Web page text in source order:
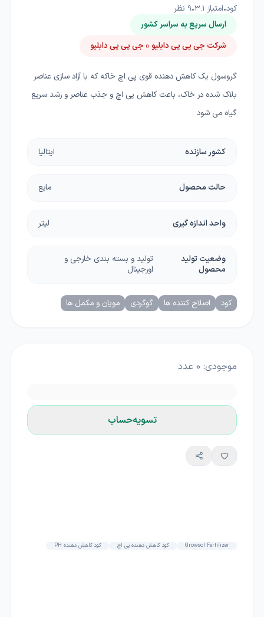
کود•امتیاز 3.1
•
9 نظر
ارسال سریع به سراسر کشور
شرکت جی پی پی دابلیو » جی پی پی دابلیو
گروسول یک کاهش دهنده قوی پی اچ خاکه که با آزاد سازی عناصر
بلاک شده در خاک، باعث کاهش پی اچ و جذب عناصر و رشد سریع
گیاه می شود
کشور سازنده ایتالیا
حالت محصول مایع
واحد اندازه گیری لیتر
وضعیت تولید
محصول
تولید و بسته بندی خارجی و
اورجینال
کود اصلاح کننده ها گوگردی مویان و مکمل ها
موجودی: 0 عدد
تسویه‌حساب
Growsol Fertilizer کود کاهش دهنده پی اچ کود کاهش دهنده PH